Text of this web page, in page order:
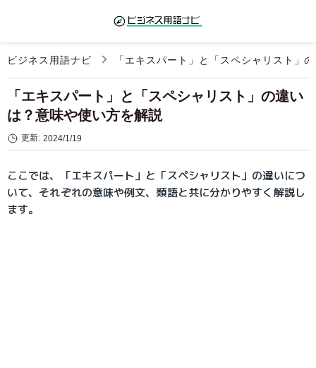
ビジネス用語ナビ 「エキスパート」と「スペシャリスト」
「エキスパート」と「スペシャリスト」の違い
は？意味や使い方を解説
更新: 2024/1/19
ここでは、「エキスパート」と「スペシャリスト」の違いにつ
いて、それぞれの意味や例文、類語と共に分かりやすく解説し
ます。